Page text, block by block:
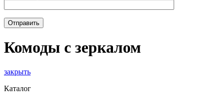
Комоды с зеркалом
закрыть
Каталог